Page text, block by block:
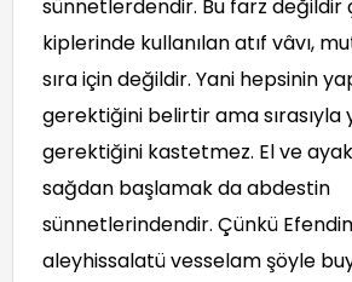
sünnetlerdendir. Bu farz değildir
kiplerinde kullanılan atıf vâvı,
sıra için değildir. Yani hepsinin
gerektiğini belirtir ama sırasıyla
gerektiğini kastetmez. El ve
sağdan başlamak da abdestin
sünnetlerindendir. Çünkü
aleyhissalatü vesselam şöyle